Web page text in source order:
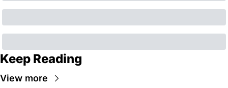
Keep Reading
View more